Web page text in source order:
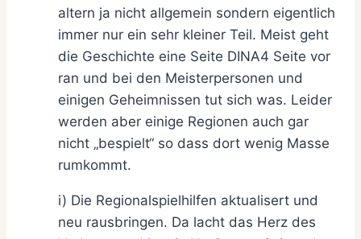
altern ja nicht allgemein sondern eigentlich
immer nur ein sehr kleiner Teil. Meist geht
die Geschichte eine Seite DINA4 Seite vor
ran und bei den Meisterpersonen und
einigen Geheimnissen tut sich was. Leider
werden aber einige Regionen auch gar
nicht „bespielt“ so dass dort wenig Masse
rumkommt.
i) Die Regionalspielhilfen aktualisert und
neu rausbringen. Da lacht das Herz des